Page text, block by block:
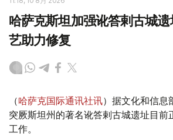
哈萨克斯坦加强讹答剌古城
艺助力修复
（哈萨克国际通讯社讯）据文化和信息
突厥斯坦州的著名讹答剌古城遗址目前
工作。